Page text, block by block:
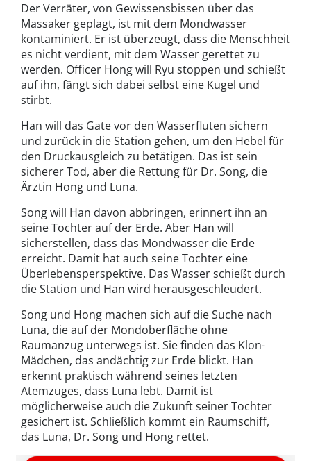
Der Verräter, von Gewissensbissen über das
Massaker geplagt, ist mit dem Mondwasser
kontaminiert. Er ist überzeugt, dass die Menschheit
es nicht verdient, mit dem Wasser gerettet zu
werden. Officer Hong will Ryu stoppen und schießt
auf ihn, fängt sich dabei selbst eine Kugel und
stirbt.
Han will das Gate vor den Wasserfluten sichern
und zurück in die Station gehen, um den Hebel für
den Druckausgleich zu betätigen. Das ist sein
sicherer Tod, aber die Rettung für Dr. Song, die
Ärztin Hong und Luna.
Song will Han davon abbringen, erinnert ihn an
seine Tochter auf der Erde. Aber Han will
sicherstellen, dass das Mondwasser die Erde
erreicht. Damit hat auch seine Tochter eine
Überlebensperspektive. Das Wasser schießt durch
die Station und Han wird herausgeschleudert.
Song und Hong machen sich auf die Suche nach
Luna, die auf der Mondoberfläche ohne
Raumanzug unterwegs ist. Sie finden das Klon-
Mädchen, das andächtig zur Erde blickt. Han
erkennt praktisch während seines letzten
Atemzuges, dass Luna lebt. Damit ist
möglicherweise auch die Zukunft seiner Tochter
gesichert ist. Schließlich kommt ein Raumschiff,
das Luna, Dr. Song und Hong rettet.